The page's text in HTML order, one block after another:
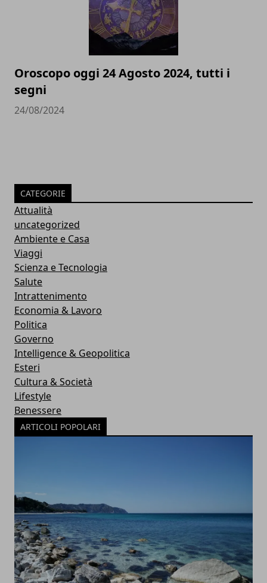
Oroscopo oggi 24 Agosto 2024, tutti i
segni
24/08/2024
CATEGORIE
Attualità
uncategorized
Ambiente e Casa
Viaggi
Scienza e Tecnologia
Salute
Intrattenimento
Economia & Lavoro
Politica
Governo
Intelligence & Geopolitica
Esteri
Cultura & Società
Lifestyle
Benessere
ARTICOLI POPOLARI